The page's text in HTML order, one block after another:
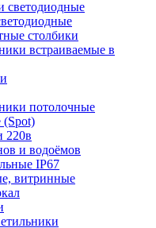
столбики
встраиваемые в
потолочные
(Spot)
220в
и водоёмов
IP67
витринные